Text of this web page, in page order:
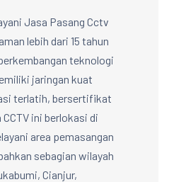
Jasa Pasang Cctv
lebih dari 15 tahun
teknologi
jaringan kuat
terlatih, bersertifikat
ini berlokasi di
area pemasangan
sebagian wilayah
Cianjur,